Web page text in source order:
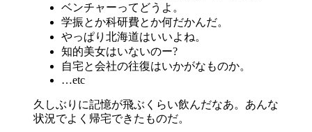
ベンチャーってどうよ。
学振とか科研費とか何だかんだ。
やっぱり北海道はいいよね。
知的美女はいないのー?
自宅と会社の往復はいかがなものか。
…etc
久しぶりに記憶が飛ぶくらい飲んだなあ。あんな
状況でよく帰宅できたものだ。